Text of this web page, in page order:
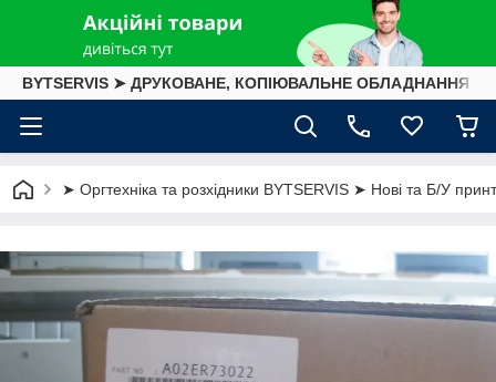
BYTSERVIS ➤ ДРУКОВАНЕ, КОПІЮВАЛЬНЕ ОБЛАДНАННЯ
➤ Оргтехніка та розхідники BYTSERVIS ➤ Нові та Б/У